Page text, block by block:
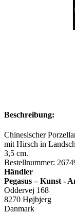
Beschreibung:
Chinesischer
mit Hirsch in
3,5 cm.
Bestellnummer:
Händler
Pegasus – Kunst -
Oddervej 168
8270 Højbjerg
Danmark